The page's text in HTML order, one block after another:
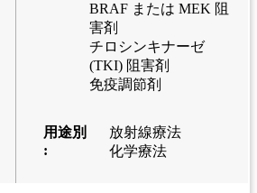
BRAF または MEK 阻
害剤
チロシンキナーゼ
(TKI) 阻害剤
免疫調節剤
用途別
:
放射線療法
化学療法